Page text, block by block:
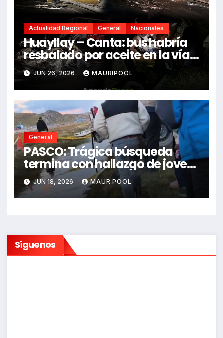
Actualidad Regional General Nacionales
Huayllay – Canta: bus habría
resbalado por aceite en la vía e
impactó auto siniestrado
dejando dos fallecidos
JUN 26, 2026 MAURIPOOL
General
PASCO: Trágica búsqueda
termina con hallazgo de joven
sin vida en Rancas
JUN 18, 2026 MAURIPOOL
Síguenos